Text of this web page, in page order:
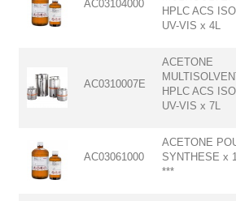
AC03104000
HPLC ACS ISO
UV-VIS x 4L
AC0310007E
ACETONE
HPLC ACS ISO
UV-VIS x 7L
AC03061000
ACETONE
SYNTHESE x
***